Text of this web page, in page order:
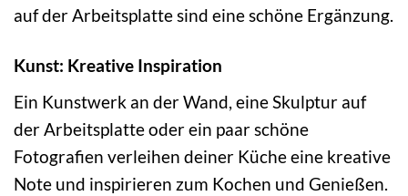
auf der Arbeitsplatte sind eine schöne Ergänzung.
Kunst: Kreative Inspiration
Ein Kunstwerk an der Wand, eine Skulptur auf
der Arbeitsplatte oder ein paar schöne
Fotografien verleihen deiner Küche eine kreative
Note und inspirieren zum Kochen und Genießen.